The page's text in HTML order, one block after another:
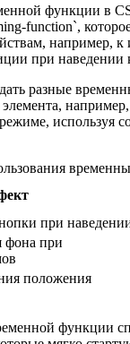
функции в
function`,
например,
при наведении
разные
используя
при
фона при
положения
функции